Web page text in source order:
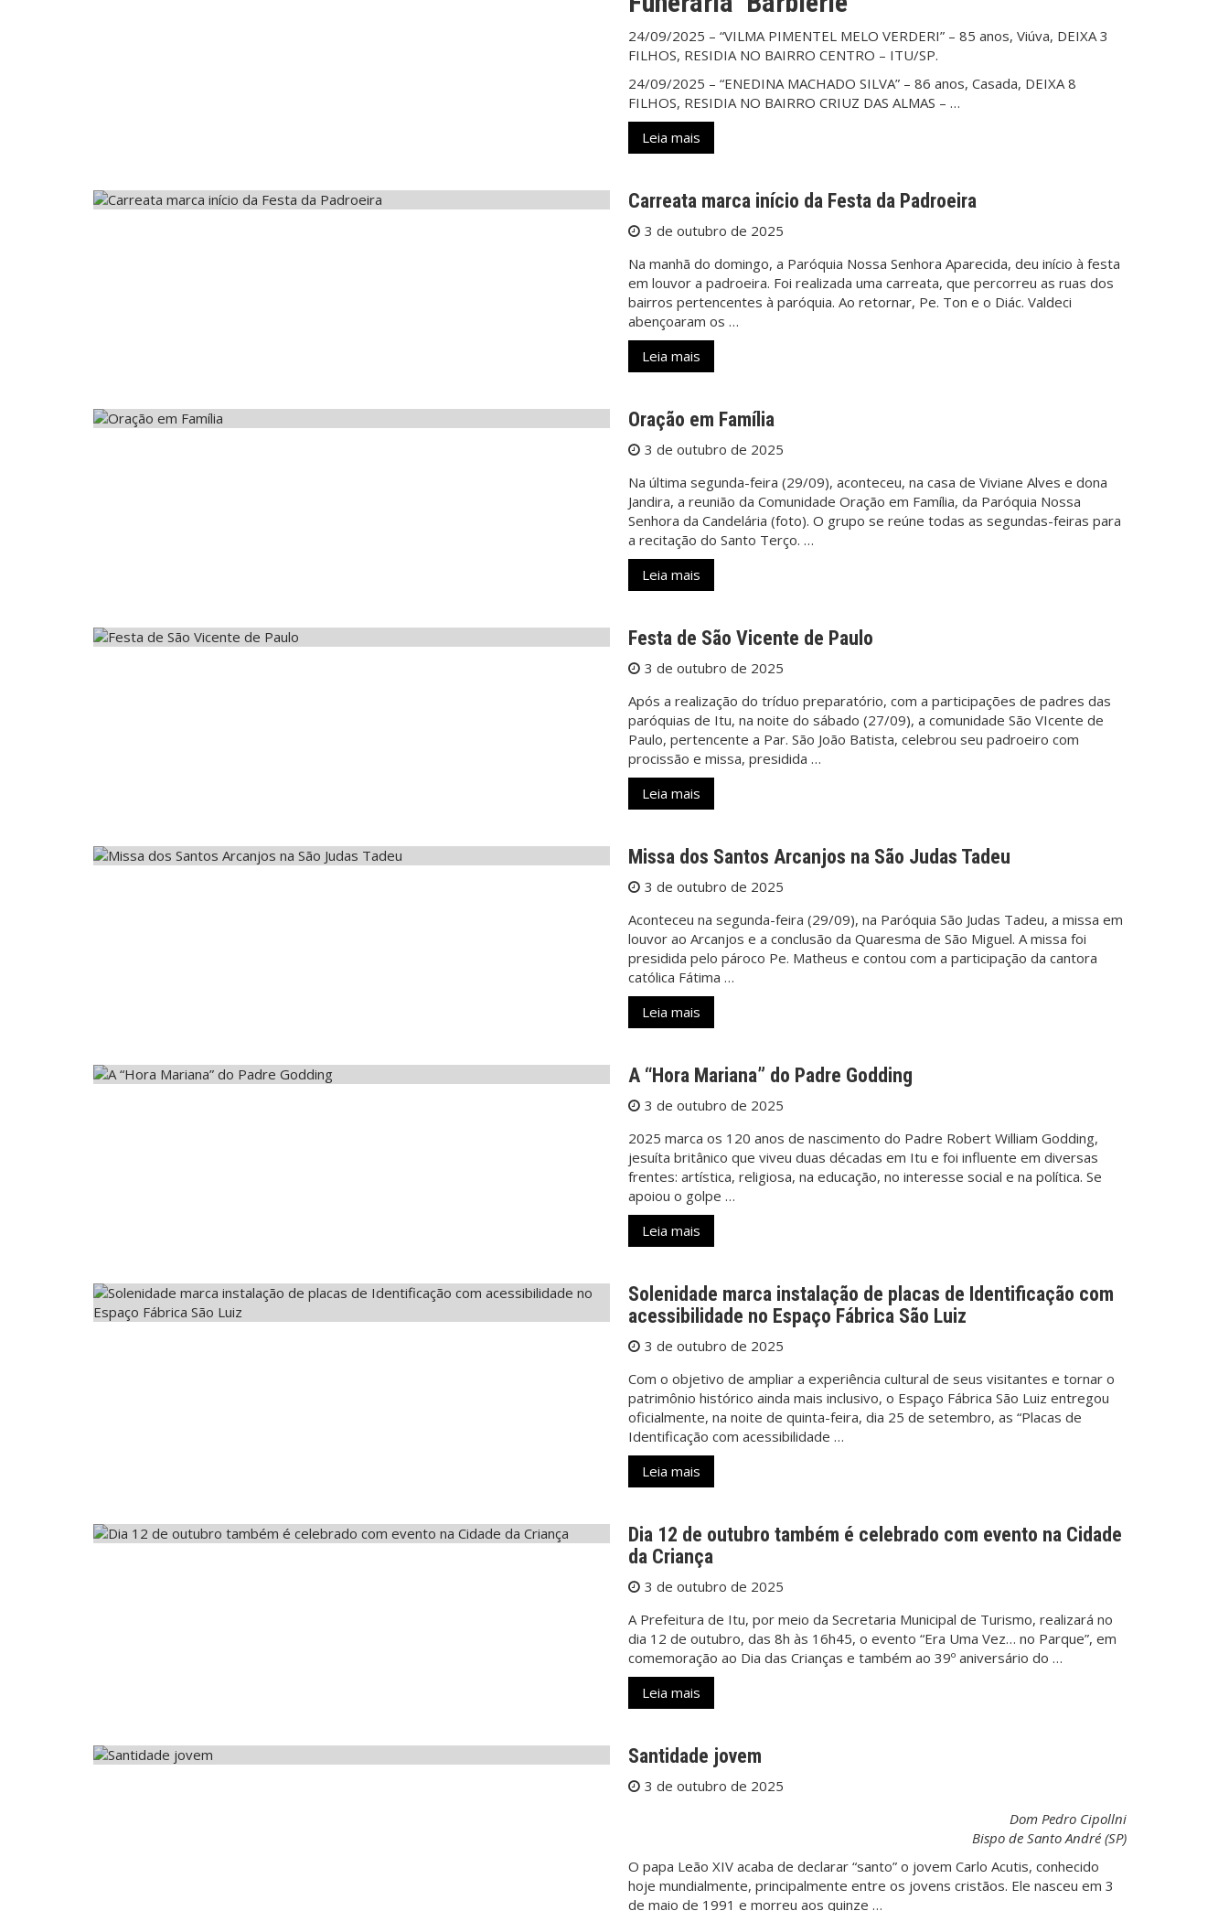
24/09/2025 – “VILMA PIMENTEL MELO VERDERI” – 85 anos, Viúva, DEIXA 3
FILHOS, RESIDIA NO BAIRRO CENTRO – ITU/SP.
24/09/2025 – “ENEDINA MACHADO SILVA” – 86 anos, Casada, DEIXA 8
FILHOS, RESIDIA NO BAIRRO CRIUZ DAS ALMAS – …
Leia mais
Carreata marca início da Festa da Padroeira
3 de outubro de 2025
Na manhã do domingo, a Paróquia Nossa Senhora Aparecida, deu início à festa
em louvor a padroeira. Foi realizada uma carreata, que percorreu as ruas dos
bairros pertencentes à paróquia. Ao retornar, Pe. Ton e o Diác. Valdeci
abençoaram os …
Leia mais
Oração em Família
3 de outubro de 2025
Na última segunda-feira (29/09), aconteceu, na casa de Viviane Alves e dona
Jandira, a reunião da Comunidade Oração em Família, da Paróquia Nossa
Senhora da Candelária (foto). O grupo se reúne todas as segundas-feiras para
a recitação do Santo Terço. …
Leia mais
Festa de São Vicente de Paulo
3 de outubro de 2025
Após a realização do tríduo preparatório, com a participações de padres das
paróquias de Itu, na noite do sábado (27/09), a comunidade São VIcente de
Paulo, pertencente a Par. São João Batista, celebrou seu padroeiro com
procissão e missa, presidida …
Leia mais
Missa dos Santos Arcanjos na São Judas Tadeu
3 de outubro de 2025
Aconteceu na segunda-feira (29/09), na Paróquia São Judas Tadeu, a missa em
louvor ao Arcanjos e a conclusão da Quaresma de São Miguel. A missa foi
presidida pelo pároco Pe. Matheus e contou com a participação da cantora
católica Fátima …
Leia mais
A “Hora Mariana” do Padre Godding
3 de outubro de 2025
2025 marca os 120 anos de nascimento do Padre Robert William Godding,
jesuíta britânico que viveu duas décadas em Itu e foi influente em diversas
frentes: artística, religiosa, na educação, no interesse social e na política. Se
apoiou o golpe …
Leia mais
Solenidade marca instalação de placas de Identificação com
acessibilidade no Espaço Fábrica São Luiz
3 de outubro de 2025
Com o objetivo de ampliar a experiência cultural de seus visitantes e tornar o
patrimônio histórico ainda mais inclusivo, o Espaço Fábrica São Luiz entregou
oficialmente, na noite de quinta-feira, dia 25 de setembro, as “Placas de
Identificação com acessibilidade …
Leia mais
Dia 12 de outubro também é celebrado com evento na Cidade
da Criança
3 de outubro de 2025
A Prefeitura de Itu, por meio da Secretaria Municipal de Turismo, realizará no
dia 12 de outubro, das 8h às 16h45, o evento “Era Uma Vez… no Parque”, em
comemoração ao Dia das Crianças e também ao 39º aniversário do …
Leia mais
Santidade jovem
3 de outubro de 2025
Dom Pedro Cipollni
Bispo de Santo André (SP)
O papa Leão XIV acaba de declarar “santo” o jovem Carlo Acutis, conhecido
hoje mundialmente, principalmente entre os jovens cristãos. Ele nasceu em 3
de maio de 1991 e morreu aos quinze …